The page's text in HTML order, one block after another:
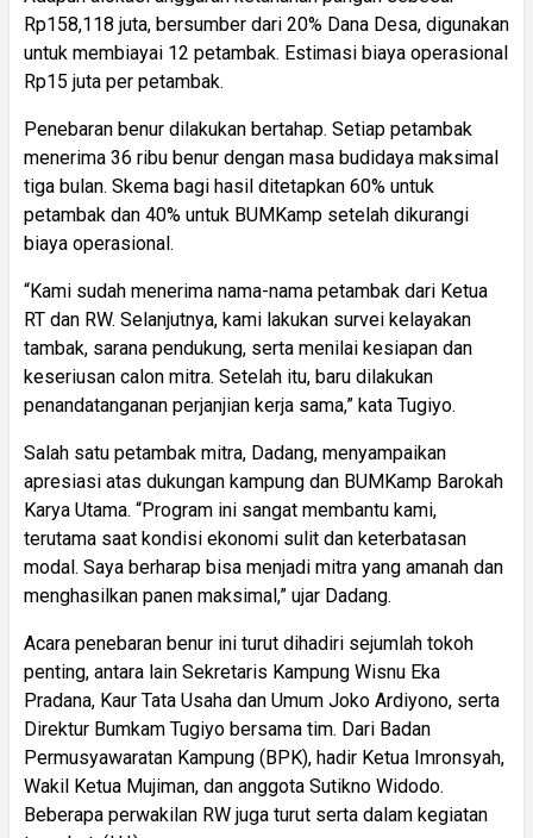
Rp158,118 juta, bersumber dari 20% Dana Desa, digunakan
untuk membiayai 12 petambak. Estimasi biaya operasional
Rp15 juta per petambak.
Penebaran benur dilakukan bertahap. Setiap petambak
menerima 36 ribu benur dengan masa budidaya maksimal
tiga bulan. Skema bagi hasil ditetapkan 60% untuk
petambak dan 40% untuk BUMKamp setelah dikurangi
biaya operasional.
“Kami sudah menerima nama-nama petambak dari Ketua
RT dan RW. Selanjutnya, kami lakukan survei kelayakan
tambak, sarana pendukung, serta menilai kesiapan dan
keseriusan calon mitra. Setelah itu, baru dilakukan
penandatanganan perjanjian kerja sama,” kata Tugiyo.
Salah satu petambak mitra, Dadang, menyampaikan
apresiasi atas dukungan kampung dan BUMKamp Barokah
Karya Utama. “Program ini sangat membantu kami,
terutama saat kondisi ekonomi sulit dan keterbatasan
modal. Saya berharap bisa menjadi mitra yang amanah dan
menghasilkan panen maksimal,” ujar Dadang.
Acara penebaran benur ini turut dihadiri sejumlah tokoh
penting, antara lain Sekretaris Kampung Wisnu Eka
Pradana, Kaur Tata Usaha dan Umum Joko Ardiyono, serta
Direktur Bumkam Tugiyo bersama tim. Dari Badan
Permusyawaratan Kampung (BPK), hadir Ketua Imronsyah,
Wakil Ketua Mujiman, dan anggota Sutikno Widodo.
Beberapa perwakilan RW juga turut serta dalam kegiatan